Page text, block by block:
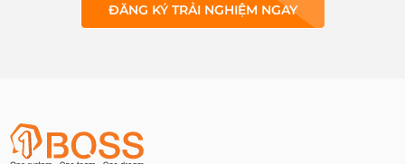
ĐĂNG KÝ TRẢI NGHIỆM NGAY